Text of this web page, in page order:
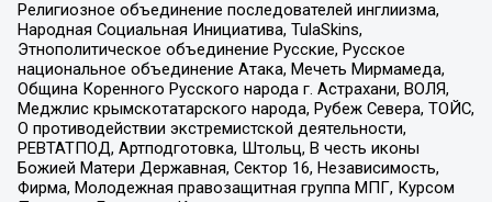
Религиозное объединение последователей инглиизма,
Народная Социальная Инициатива, TulaSkins,
Этнополитическое объединение Русские, Русское
национальное объединение Атака, Мечеть Мирмамеда,
Община Коренного Русского народа г. Астрахани, ВОЛЯ,
Меджлис крымскотатарского народа, Рубеж Севера, ТОЙС,
О противодействии экстремистской деятельности,
РЕВТАТПОД, Артподготовка, Штольц, В честь иконы
Божией Матери Державная, Сектор 16, Независимость,
Фирма, Молодежная правозащитная группа МПГ, Курсом